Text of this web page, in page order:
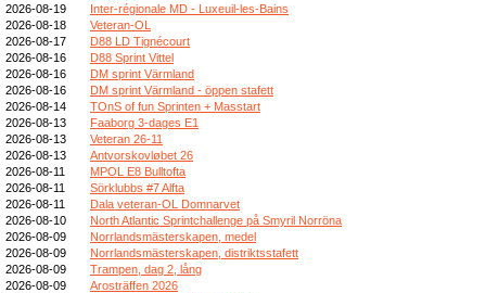
2026-08-19
Inter-régionale MD - Luxeuil-les-Bains
2026-08-18
Veteran-OL
2026-08-17
D88 LD Tignécourt
2026-08-16
D88 Sprint Vittel
2026-08-16
DM sprint Värmland
2026-08-16
DM sprint Värmland - öppen stafett
2026-08-14
TOnS of fun Sprinten + Masstart
2026-08-13
Faaborg 3-dages E1
2026-08-13
Veteran 26-11
2026-08-13
Antvorskovløbet 26
2026-08-11
MPOL E8 Bulltofta
2026-08-11
Sörklubbs #7 Alfta
2026-08-11
Dala veteran-OL Domnarvet
2026-08-10
North Atlantic Sprintchallenge på Smyril Norröna
2026-08-09
Norrlandsmästerskapen, medel
2026-08-09
Norrlandsmästerskapen, distriktsstafett
2026-08-09
Trampen, dag 2, lång
2026-08-09
Arosträffen 2026